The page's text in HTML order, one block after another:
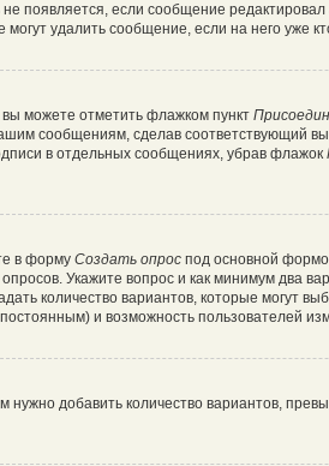
появляется, если сообщение
удалить сообщение, если на него уже
можете отметить флажком пункт
сообщениям, сделав соответствующий
в отдельных сообщениях, убрав флажок
в форму Создать опрос под основной
Укажите вопрос и как минимум два
количество вариантов, которые могут
и возможность пользователей
добавить количество вариантов,